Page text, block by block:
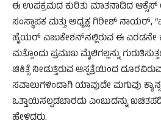
ಈ ಉಪಕ್ರಮದ ಕುರಿತು ಮಾತನಾಡಿದ
ಸಂಸ್ಥಾಪಕ ಮತ್ತು ಅಧ್ಯಕ್ಷ ಗಿರೀಶ್
ಹೈಯರ್ ಎಜುಕೇಶನ್‌ನಲ್ಲಿರುವ ಈ ಎರಡನೇ
ಮತ್ತೊಂದು ಪ್ರಮುಖ ಮೈಲಿಗಲ್ಲನ್ನು
ಚಿಕಿತ್ಸೆ ನೀಡುತ್ತಿರುವ ಆಸ್ಪತ್ರೆಯಿಂದ
ಸವಾಲುಗಳಿಂದಾಗಿ ಯಾವುದೇ ಮಗುವು
ಒತ್ತಾಯಿಸಲ್ಪಡಬಾರದು ಎಂಬುದನ್ನು
ಹೇಳಿದರು.